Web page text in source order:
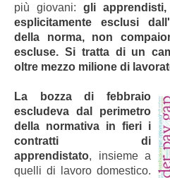
più giovani: gli
esplicitamente esclusi
della norma, non
escluse. Si tratta di un
oltre mezzo milione di
La bozza di febbraio
escludeva dal perimetro
della normativa in fieri i
contratti di
apprendistato, insieme a
quelli di lavoro domestico.